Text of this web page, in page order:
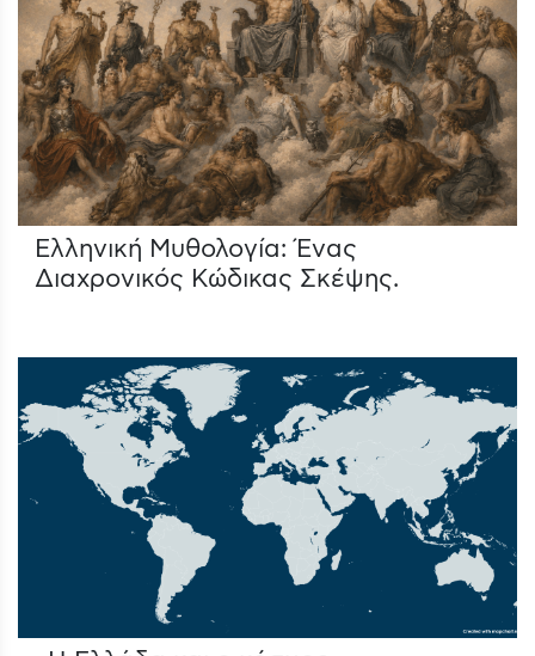
Ελληνική Μυθολογία: Ένας
Διαχρονικός Κώδικας Σκέψης.